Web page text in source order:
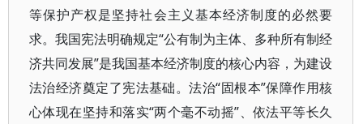
等保护产权是坚持社会主义基本经济制度的必然要
求。我国宪法明确规定“公有制为主体、多种所有制经
济共同发展”是我国基本经济制度的核心内容，为建设
法治经济奠定了宪法基础。法治“固根本”保障作用核
心体现在坚持和落实“两个毫不动摇”、依法平等长久